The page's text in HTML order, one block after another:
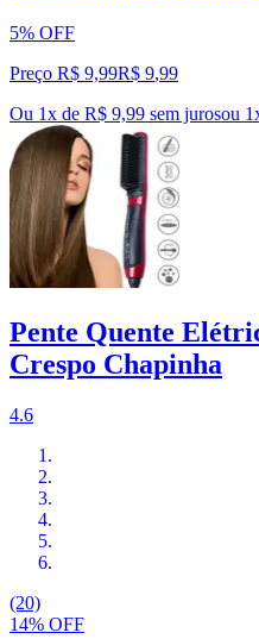
5% OFF
Preço R$ 9,99R$ 9,99
Ou 1x de R$ 9,99 sem jurosou 1
Pente Quente
Crespo Chapinha
4.6
(20)
14% OFF